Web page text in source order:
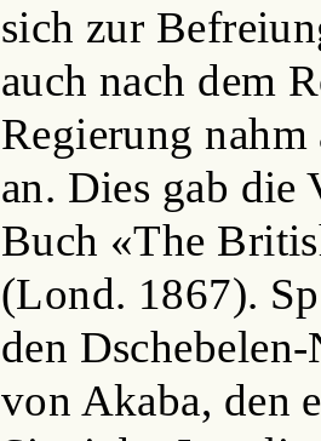
sich zur
auch nach dem
Regierung
an. Dies gab die
Buch «The
(Lond. 1867).
den
von Akaba, den